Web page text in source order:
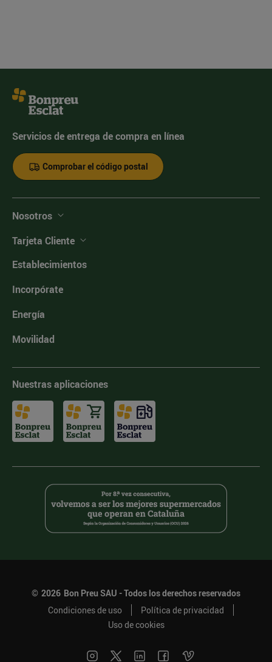
Servicios de entrega de compra en línea
Comprobar el código postal
Nosotros
Tarjeta Cliente
Establecimientos
Incorpórate
Energía
Movilidad
Nuestras aplicaciones
© 2026 Bon Preu SAU - Todos los derechos reservados
Condiciones de uso
Política de privacidad
Uso de cookies